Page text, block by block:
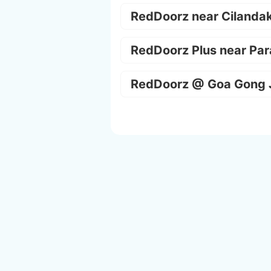
RedDoorz near
RedDoorz Plus near
RedDoorz @ Goa